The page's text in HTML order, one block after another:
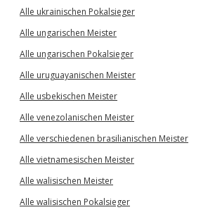
Alle ukrainischen Pokalsieger
Alle ungarischen Meister
Alle ungarischen Pokalsieger
Alle uruguayanischen Meister
Alle usbekischen Meister
Alle venezolanischen Meister
Alle verschiedenen brasilianischen Meister
Alle vietnamesischen Meister
Alle walisischen Meister
Alle walisischen Pokalsieger